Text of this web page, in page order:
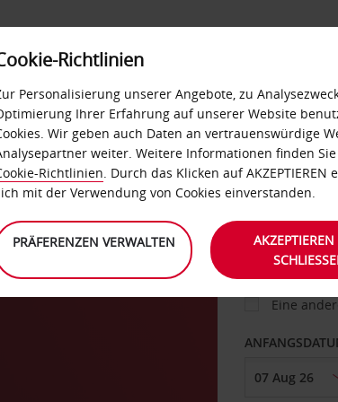
SELF-SERVICES
ABHOLEN VON
Eine
Richtlinien
Personalisierung unserer Angebote, zu
Ihrer Erfahrung auf unserer Website
Wir geben auch Daten an vertrauenswürdige
weiter. Weitere Informationen finden
Richtlinien. Durch das Klicken auf AKZEPTIEREN
mit der Verwendung von Cookies einverstanden.
PRÄFERENZEN VERWALTEN
SCHLIESSEN